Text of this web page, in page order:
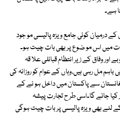
ہے۔
کے درمیان کوئی جامع ویزہ پالیسی مو جود
میں اس مو ضوع پر بھی بات چیت ہو۔
وفاق کے زیر انتظام قبائلی علا قہ
مل رہی ہیں،وہاں کے عوام کو روزانہ کی
سے پاکستان میں داخل ہو نے کے
کیا جائے گا۔اسی طر ح تجارت پیشہ
کے لئے بھی ویزہ پالیسی پر بات چیت ہوگی